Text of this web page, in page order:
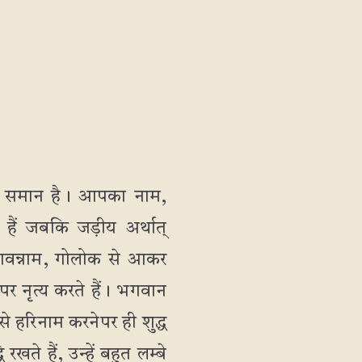
समान है। आपका नाम,
जबकि जड़ीय अर्थात्
गोलोक से आकर
नृत्य करते हैं। भगवान
हरिनाम करनेपर ही शुद्ध
रखते हैं, उन्हें बहुत लम्बे